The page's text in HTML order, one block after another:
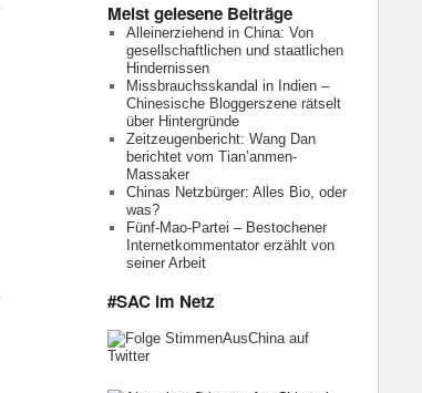
Meist gelesene Beiträge
Alleinerziehend in China: Von
gesellschaftlichen und staatlichen
Hindernissen
Missbrauchsskandal in Indien –
Chinesische Bloggerszene rätselt
über Hintergründe
Zeitzeugenbericht: Wang Dan
berichtet vom Tian’anmen-
Massaker
Chinas Netzbürger: Alles Bio, oder
was?
Fünf-Mao-Partei – Bestochener
Internetkommentator erzählt von
seiner Arbeit
#SAC im Netz